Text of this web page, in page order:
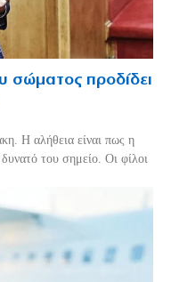
προδίδει
Η αλήθεια είναι πως η
του σημείο. Οι φίλοι